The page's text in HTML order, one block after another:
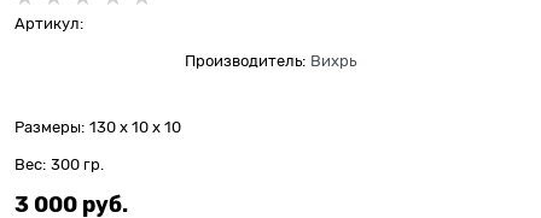
Артикул:
Производитель: Вихрь
Размеры: 130 x 10 x 10
Вес: 300 гр.
3 000 руб.